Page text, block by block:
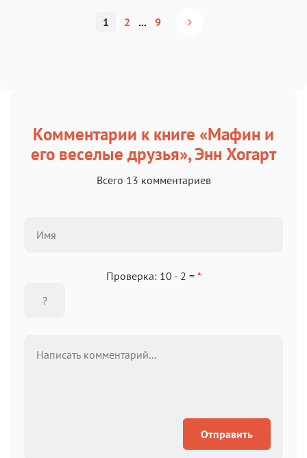
1 2 ... 9
Комментарии к книге «Мафин и
его веселые друзья», Энн Хогарт
Всего 13 комментариев
Проверка: 10 - 2 = *
Отправить